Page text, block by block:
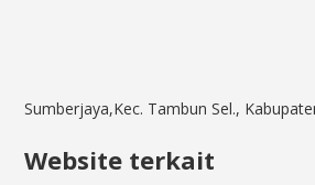
Sumberjaya,Kec. Tambun Sel.,
Website terkait